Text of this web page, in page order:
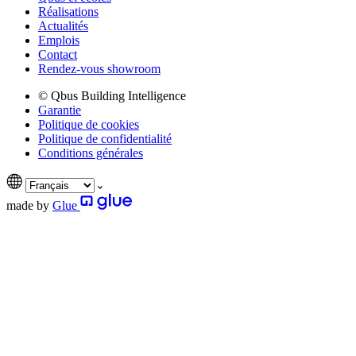
Réalisations
Actualités
Emplois
Contact
Rendez-vous showroom
© Qbus Building Intelligence
Garantie
Politique de cookies
Politique de confidentialité
Conditions générales
made by Glue